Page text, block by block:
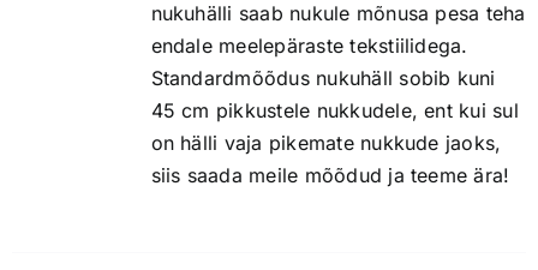
nukuhälli saab nukule mõnusa pesa teha
endale meelepäraste tekstiilidega.
Standardmõõdus nukuhäll sobib kuni
45 cm pikkustele nukkudele, ent kui sul
on hälli vaja pikemate nukkude jaoks,
siis saada meile mõõdud ja teeme ära!